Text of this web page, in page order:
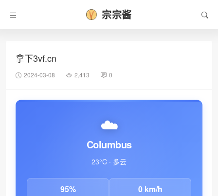
宗宗酱
拿下3vf.cn
2024-03-08 2,413 0
☁️
Columbus
23°C · 多云
95% 0 km/h